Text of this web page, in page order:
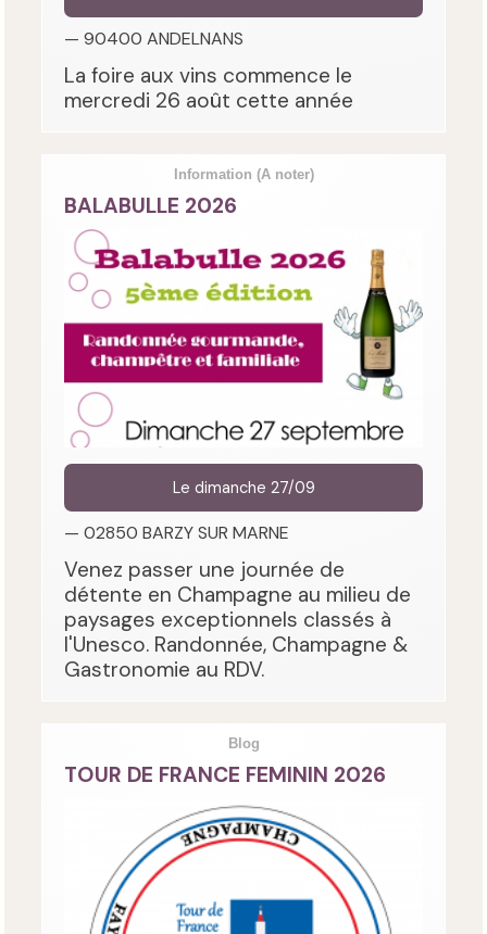
— 90400 ANDELNANS
La foire aux vins commence le
mercredi 26 août cette année
Information (A noter)
BALABULLE 2026
Le dimanche 27/09
— 02850 BARZY SUR MARNE
Venez passer une journée de
détente en Champagne au milieu de
paysages exceptionnels classés à
l'Unesco. Randonnée, Champagne &
Gastronomie au RDV.
Blog
TOUR DE FRANCE FEMININ 2026